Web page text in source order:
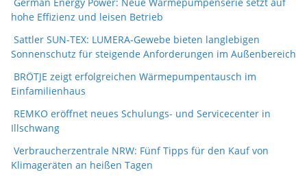
hohe Effizienz und leisen Betrieb
Sattler SUN-TEX: LUMERA-Gewebe bieten langlebigen
Sonnenschutz für steigende Anforderungen im Außenbereich
BRÖTJE zeigt erfolgreichen Wärmepumpentausch im
Einfamilienhaus
REMKO eröffnet neues Schulungs- und Servicecenter in
Illschwang
Verbraucherzentrale NRW: Fünf Tipps für den Kauf von
Klimageräten an heißen Tagen